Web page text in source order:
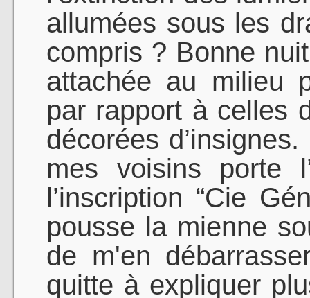
allumées sous les
compris ? Bonne
attachée au milieu
par rapport à celles
décorées
mes voisins porte
l’inscription “Cie
pousse la mienne
de m'en
quitte à expliquer